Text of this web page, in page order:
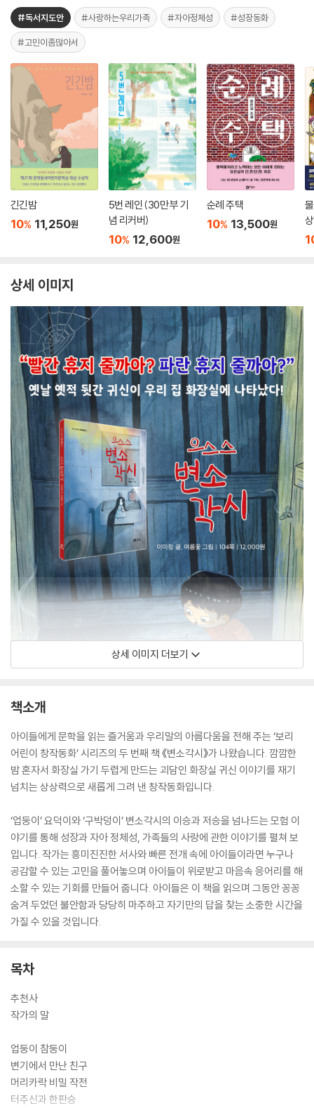
#독서지도안 #사랑하는우리가족 #자아정체성 #성장동화
#고민이좀많아서
긴긴밤
10% 11,250원
5번 레인 (30만 부 기
념 리커버)
10% 12,600원
순례 주택
10% 13,500원
상세 이미지
상세 이미지 더보기
책소개
아이들에게 문학을 읽는 즐거움과 우리말의 아름다움을 전해 주는 ‘보리
어린이 창작동화’ 시리즈의 두 번째 책 《변소각시》가 나왔습니다. 깜깜한
밤 혼자서 화장실 가기 두렵게 만드는 괴담인 화장실 귀신 이야기를 재기
넘치는 상상력으로 새롭게 그려 낸 창작동화입니다.
‘업둥이’ 요덕이와 ‘구박덩이’ 변소각시의 이승과 저승을 넘나드는 모험 이
야기를 통해 성장과 자아 정체성, 가족들의 사랑에 관한 이야기를 펼쳐 보
입니다. 작가는 흥미진진한 서사와 빠른 전개 속에 아이들이라면 누구나
공감할 수 있는 고민을 풀어놓으며 아이들이 위로받고 마음속 응어리를 해
소할 수 있는 기회를 만들어 줍니다. 아이들은 이 책을 읽으며 그동안 꽁꽁
숨겨 두었던 불안함과 당당히 마주하고 자기만의 답을 찾는 소중한 시간을
가질 수 있을 것입니다.
목차
추천사
작가의 말
업둥이 참둥이
변기에서 만난 친구
머리카락 비밀 작전
터주신과 한판승